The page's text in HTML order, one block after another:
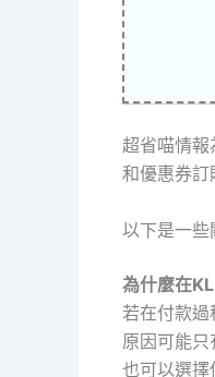
超省喵情
和優惠券訂
以下是一些
為什麼在
若在付款過
原因可能
也可以選擇